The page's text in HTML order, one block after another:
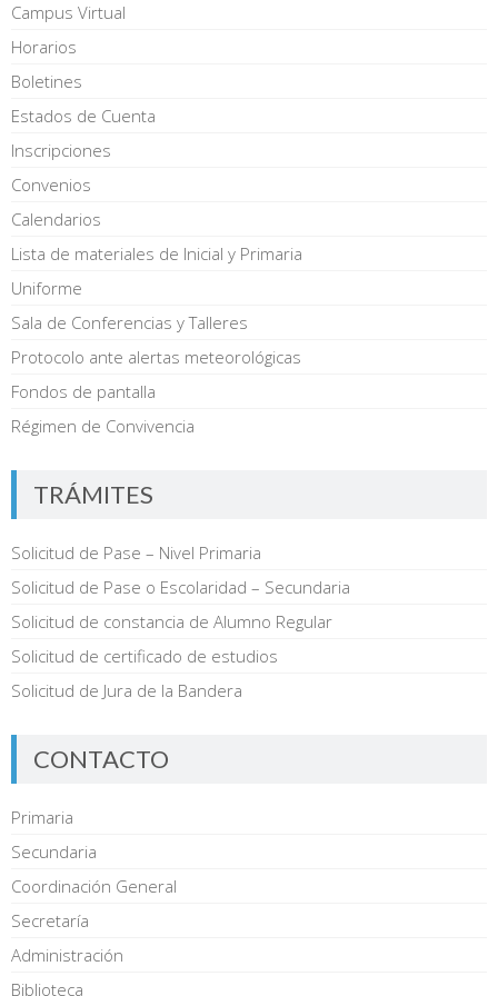
Campus Virtual
Horarios
Boletines
Estados de Cuenta
Inscripciones
Convenios
Calendarios
Lista de materiales de Inicial y Primaria
Uniforme
Sala de Conferencias y Talleres
Protocolo ante alertas meteorológicas
Fondos de pantalla
Régimen de Convivencia
TRÁMITES
Solicitud de Pase – Nivel Primaria
Solicitud de Pase o Escolaridad – Secundaria
Solicitud de constancia de Alumno Regular
Solicitud de certificado de estudios
Solicitud de Jura de la Bandera
CONTACTO
Primaria
Secundaria
Coordinación General
Secretaría
Administración
Biblioteca